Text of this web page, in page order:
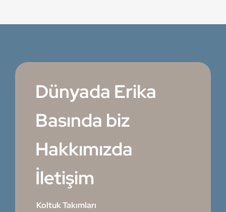
Dünyada Erika
Basında biz
Hakkımızda
İletişim
Koltuk Takımları